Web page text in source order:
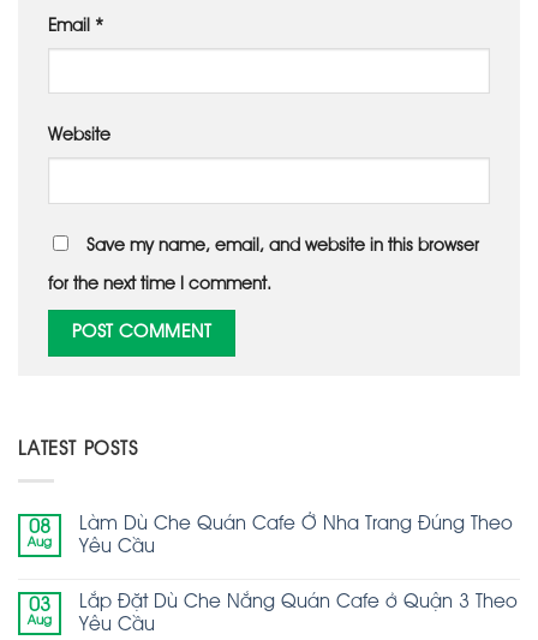
Email *
Website
Save my name, email, and website in this browser
for the next time I comment.
LATEST POSTS
08
Aug
Làm Dù Che Quán Cafe Ở Nha Trang Đúng Theo
Yêu Cầu
03
Aug
Lắp Đặt Dù Che Nắng Quán Cafe ở Quận 3 Theo
Yêu Cầu